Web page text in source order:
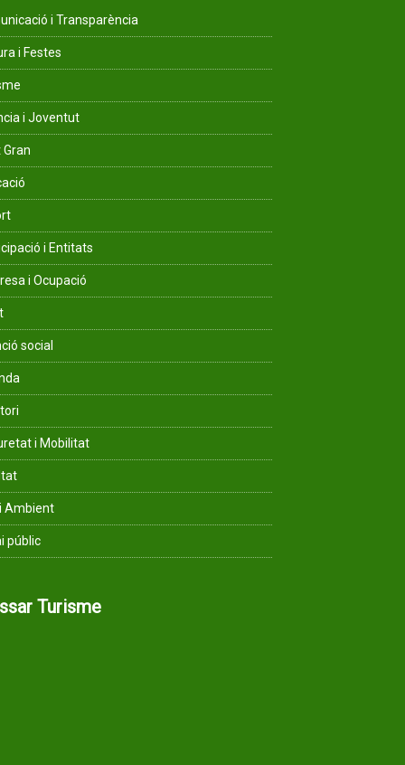
i Transparència
i Festes
i Joventut
Gran
i Entitats
i Ocupació
social
i Mobilitat
Ambient
públic
Turisme